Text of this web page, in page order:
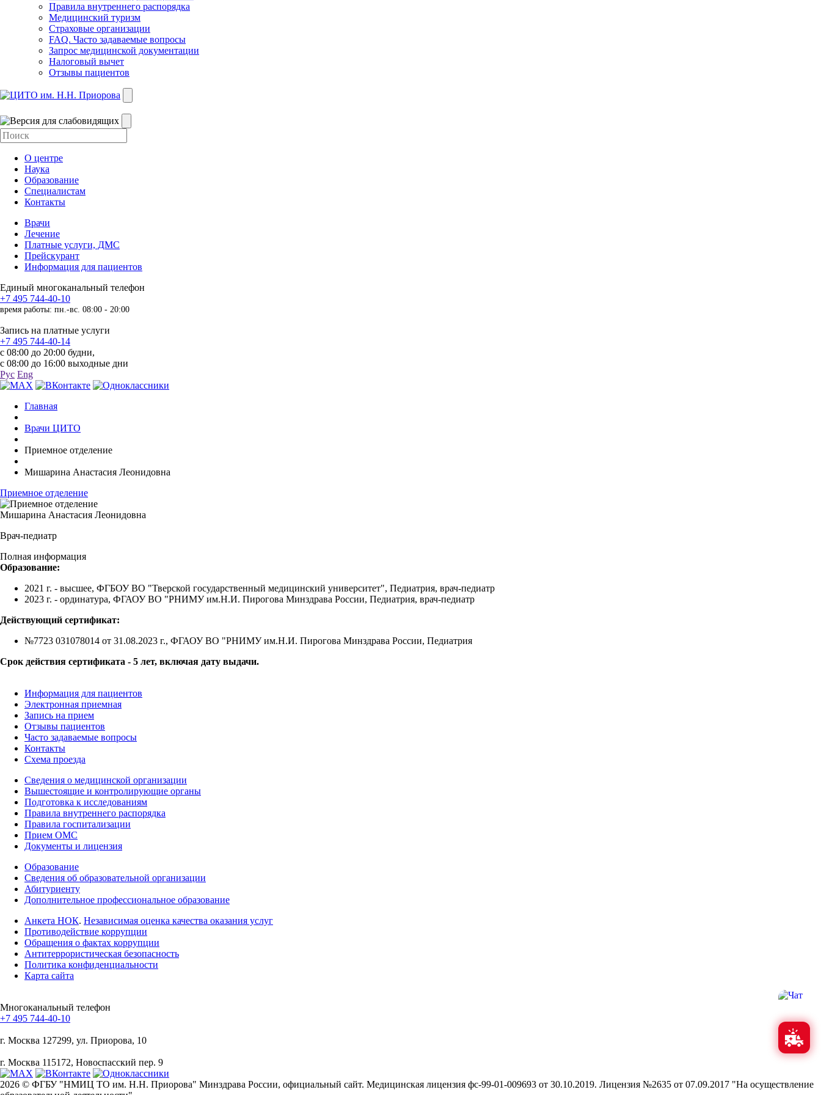
Правила внутреннего распорядка
Медицинский туризм
Страховые организации
FAQ. Часто задаваемые вопросы
Запрос медицинской документации
Налоговый вычет
Отзывы пациентов
О центре
Наука
Образование
Специалистам
Контакты
Врачи
Лечение
Платные услуги, ДМС
Прейскурант
Информация для пациентов
Единый многоканальный телефон
+7 495 744-40-10
время работы: пн.-вс. 08:00 - 20:00
Запись на платные услуги
+7 495 744-40-14
с 08:00 до 20:00 будни,
с 08:00 до 16:00 выходные дни
Рус Eng
Главная
Врачи ЦИТО
Приемное отделение
Мишарина Анастасия Леонидовна
Приемное отделение
Мишарина Анастасия Леонидовна
Врач-педиатр
Полная информация
Образование:
2021 г. - высшее, ФГБОУ ВО "Тверской государственный медицинский университет", Педиатрия, врач-педиатр
2023 г. - ординатура, ФГАОУ ВО "РНИМУ им.Н.И. Пирогова Минздрава России, Педиатрия, врач-педиатр
Действующий сертификат:
№7723 031078014 от 31.08.2023 г., ФГАОУ ВО "РНИМУ им.Н.И. Пирогова Минздрава России, Педиатрия
Срок действия сертификата - 5 лет, включая дату выдачи.
Информация для пациентов
Электронная приемная
Запись на прием
Отзывы пациентов
Часто задаваемые вопросы
Контакты
Схема проезда
Сведения о медицинской организации
Вышестоящие и контролирующие органы
Подготовка к исследованиям
Правила внутреннего распорядка
Правила госпитализации
Прием ОМС
Документы и лицензия
Образование
Сведения об образовательной организации
Абитуриенту
Дополнительное профессиональное образование
Анкета НОК. Независимая оценка качества оказания услуг
Противодействие коррупции
Обращения о фактах коррупции
Антитеррористическая безопасность
Политика конфиденциальности
Карта сайта
Многоканальный телефон
+7 495 744-40-10
г. Москва 127299, ул. Приорова, 10
г. Москва 115172, Новоспасский пер. 9
2026 © ФГБУ "НМИЦ ТО им. Н.Н. Приорова" Минздрава России, официальный сайт. Медицинская лицензия фс-99-01-009693 от 30.10.2019. Лицензия №2635 от 07.09.2017 "На осуществление